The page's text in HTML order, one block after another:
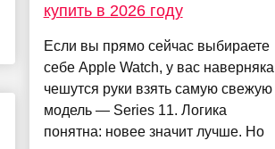
купить в 2026 году
Если вы прямо сейчас выбираете
себе Apple Watch, у вас наверняка
чешутся руки взять самую свежую
модель — Series 11. Логика
понятна: новее значит лучше. Но